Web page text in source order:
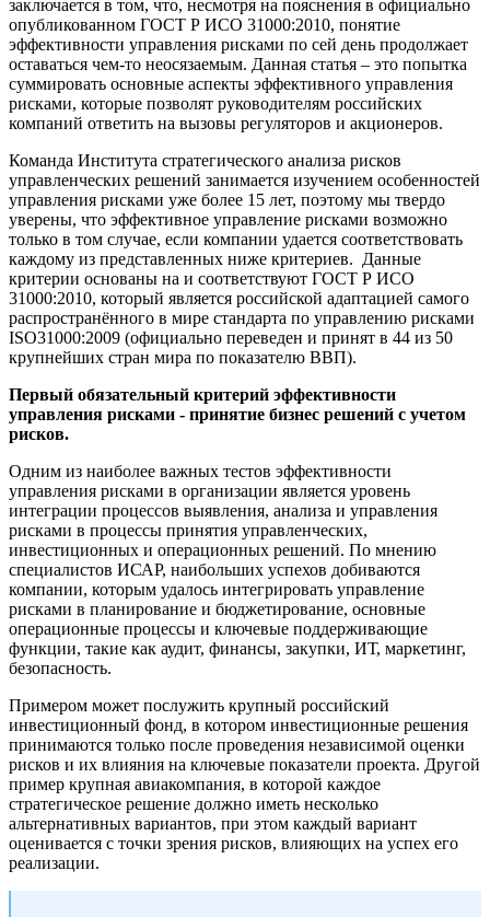
заключается в том, что, несмотря на пояснения в официально
опубликованном ГОСТ Р ИСО 31000:2010, понятие
эффективности управления рисками по сей день продолжает
оставаться чем-то неосязаемым. Данная статья – это попытка
суммировать основные аспекты эффективного управления
рисками, которые позволят руководителям российских
компаний ответить на вызовы регуляторов и акционеров.
Команда Института стратегического анализа рисков
управленческих решений занимается изучением особенностей
управления рисками уже более 15 лет, поэтому мы твердо
уверены, что эффективное управление рисками возможно
только в том случае, если компании удается соответствовать
каждому из представленных ниже критериев. Данные
критерии основаны на и соответствуют ГОСТ Р ИСО
31000:2010, который является российской адаптацией самого
распространённого в мире стандарта по управлению рисками
ISO31000:2009 (официально переведен и принят в 44 из 50
крупнейших стран мира по показателю ВВП).
Первый обязательный критерий эффективности
управления рисками - принятие бизнес решений с учетом
рисков.
Одним из наиболее важных тестов эффективности
управления рисками в организации является уровень
интеграции процессов выявления, анализа и управления
рисками в процессы принятия управленческих,
инвестиционных и операционных решений. По мнению
специалистов ИСАР, наибольших успехов добиваются
компании, которым удалось интегрировать управление
рисками в планирование и бюджетирование, основные
операционные процессы и ключевые поддерживающие
функции, такие как аудит, финансы, закупки, ИТ, маркетинг,
безопасность.
Примером может послужить крупный российский
инвестиционный фонд, в котором инвестиционные решения
принимаются только после проведения независимой оценки
рисков и их влияния на ключевые показатели проекта. Другой
пример крупная авиакомпания, в которой каждое
стратегическое решение должно иметь несколько
альтернативных вариантов, при этом каждый вариант
оценивается с точки зрения рисков, влияющих на успех его
реализации.